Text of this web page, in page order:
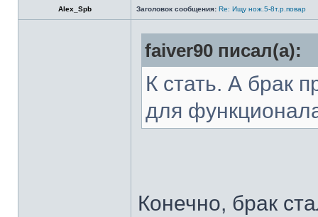
Alex_Spb Заголовок сообщения: Re: Ищу нож.5-8т.р.повар
faiver90 писал(а):
К стать. А брак
для
Конечно, брак